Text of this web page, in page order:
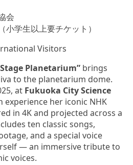
会
学生以上要チケット）
Visitors
Planetarium” brings
to the planetarium dome.
at Fukuoka City Science
experience her iconic NHK
in 4K and projected across a
ten classic songs,
and a special voice
— an immersive tribute to
voices.